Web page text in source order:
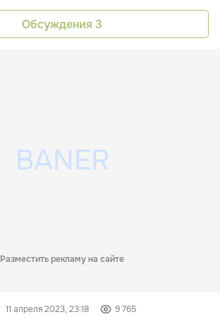
Обсуждения 3
Разместить рекламу на сайте
11 апреля 2023, 23:18 9 765